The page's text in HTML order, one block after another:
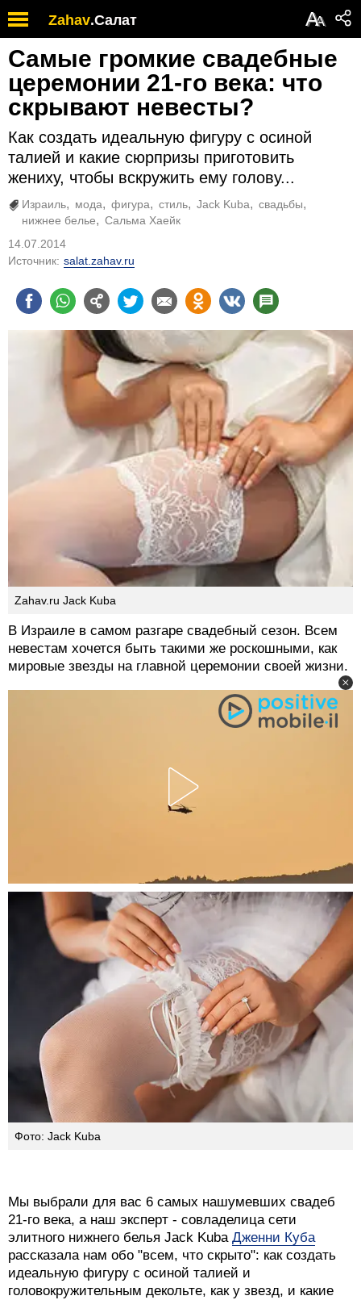
Zahav.Салат АА
Самые громкие свадебные
церемонии 21-го века: что
скрывают невесты?
Как создать идеальную фигуру с осиной
талией и какие сюрпризы приготовить
жениху, чтобы вскружить ему голову...
Израиль мода фигура стиль Jack Kuba
свадьбы
нижнее белье
Сальма Хаейк
14.07.2014
Источник: salat.zahav.ru
Zahav.ru Jack Kuba
В Израиле в самом разгаре свадебный сезон. Всем
невестам хочется быть такими же роскошными, как
мировые звезды на главной церемонии своей жизни.
Фото: Jack Kuba
Мы выбрали для вас 6 самых нашумевших свадеб
21-го века, а наш эксперт - совладелица сети
элитного нижнего белья Jack Kuba Дженни Куба
рассказала нам обо "всем, что скрыто": как создать
идеальную фигуру с осиной талией и
головокружительным декольте, как у звезд, и какие